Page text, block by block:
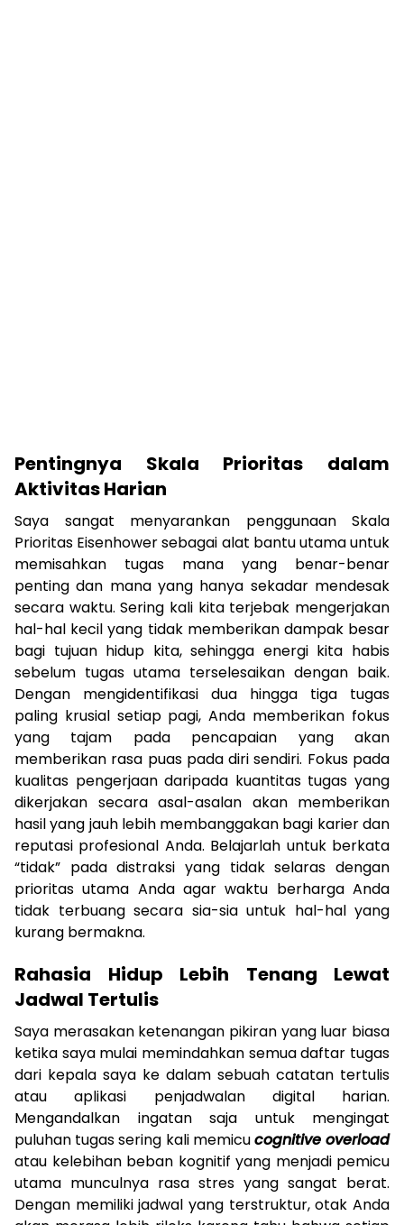
Pentingnya Skala Prioritas dalam
Aktivitas Harian
Saya sangat menyarankan penggunaan Skala
Prioritas Eisenhower sebagai alat bantu utama untuk
memisahkan tugas mana yang benar-benar
penting dan mana yang hanya sekadar mendesak
secara waktu. Sering kali kita terjebak mengerjakan
hal-hal kecil yang tidak memberikan dampak besar
bagi tujuan hidup kita, sehingga energi kita habis
sebelum tugas utama terselesaikan dengan baik.
Dengan mengidentifikasi dua hingga tiga tugas
paling krusial setiap pagi, Anda memberikan fokus
yang tajam pada pencapaian yang akan
memberikan rasa puas pada diri sendiri. Fokus pada
kualitas pengerjaan daripada kuantitas tugas yang
dikerjakan secara asal-asalan akan memberikan
hasil yang jauh lebih membanggakan bagi karier dan
reputasi profesional Anda. Belajarlah untuk berkata
“tidak” pada distraksi yang tidak selaras dengan
prioritas utama Anda agar waktu berharga Anda
tidak terbuang secara sia-sia untuk hal-hal yang
kurang bermakna.
Rahasia Hidup Lebih Tenang Lewat
Jadwal Tertulis
Saya merasakan ketenangan pikiran yang luar biasa
ketika saya mulai memindahkan semua daftar tugas
dari kepala saya ke dalam sebuah catatan tertulis
atau aplikasi penjadwalan digital harian.
Mengandalkan ingatan saja untuk mengingat
puluhan tugas sering kali memicucognitive overload
atau kelebihan beban kognitif yang menjadi pemicu
utama munculnya rasa stres yang sangat berat.
Dengan memiliki jadwal yang terstruktur, otak Anda